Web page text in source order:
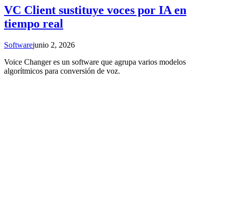
VC Client sustituye voces por IA en
tiempo real
Softwarejunio 2, 2026
Voice Changer es un software que agrupa varios modelos
algorítmicos para conversión de voz.